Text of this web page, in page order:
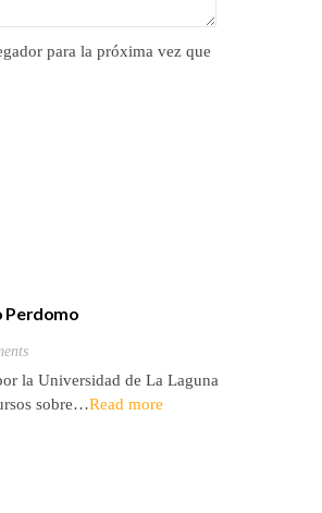
para la próxima vez que
Perdomo
la Universidad de La Laguna
sobre…Read more